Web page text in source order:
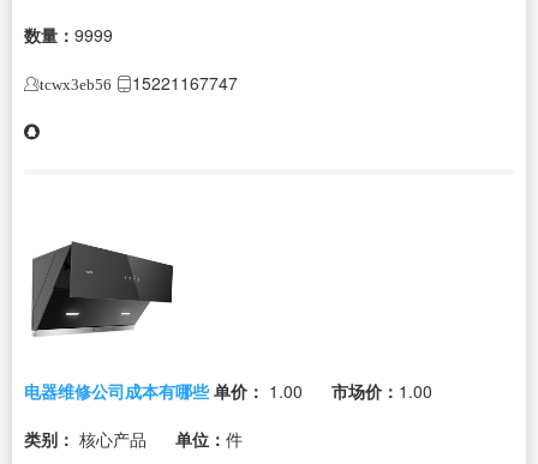
数量： 9999
tcwx3eb56 15221167747
电器维修公司成本有哪些 单价： 1.00 市场价： 1.00
类别： 核心产品 单位： 件